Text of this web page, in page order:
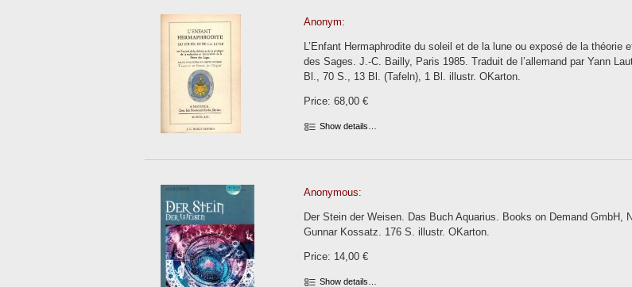
Anonym:
L’Enfant Hermaphrodite du soleil et de la lune ou exposé de la
des Sages. J.-C. Bailly, Paris 1985. Traduit de l’allemand par Yann
Bl., 70 S., 13 Bl. (Tafeln), 1 Bl. illustr. OKarton.
Price: 68,00 €
Show details…
Anonymous:
Der Stein der Weisen. Das Buch Aquarius. Books on Demand GmbH,
Gunnar Kossatz. 176 S. illustr. OKarton.
Price: 14,00 €
Show details…